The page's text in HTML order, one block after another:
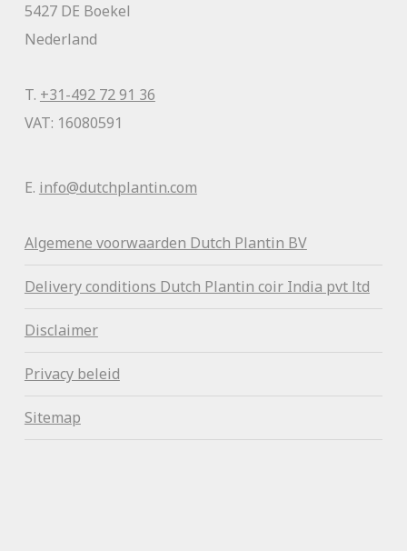
5427 DE Boekel
Nederland
T. +31-492 72 91 36
VAT: 16080591
E. info@dutchplantin.com
Algemene voorwaarden Dutch Plantin BV
Delivery conditions Dutch Plantin coir India pvt ltd
Disclaimer
Privacy beleid
Sitemap